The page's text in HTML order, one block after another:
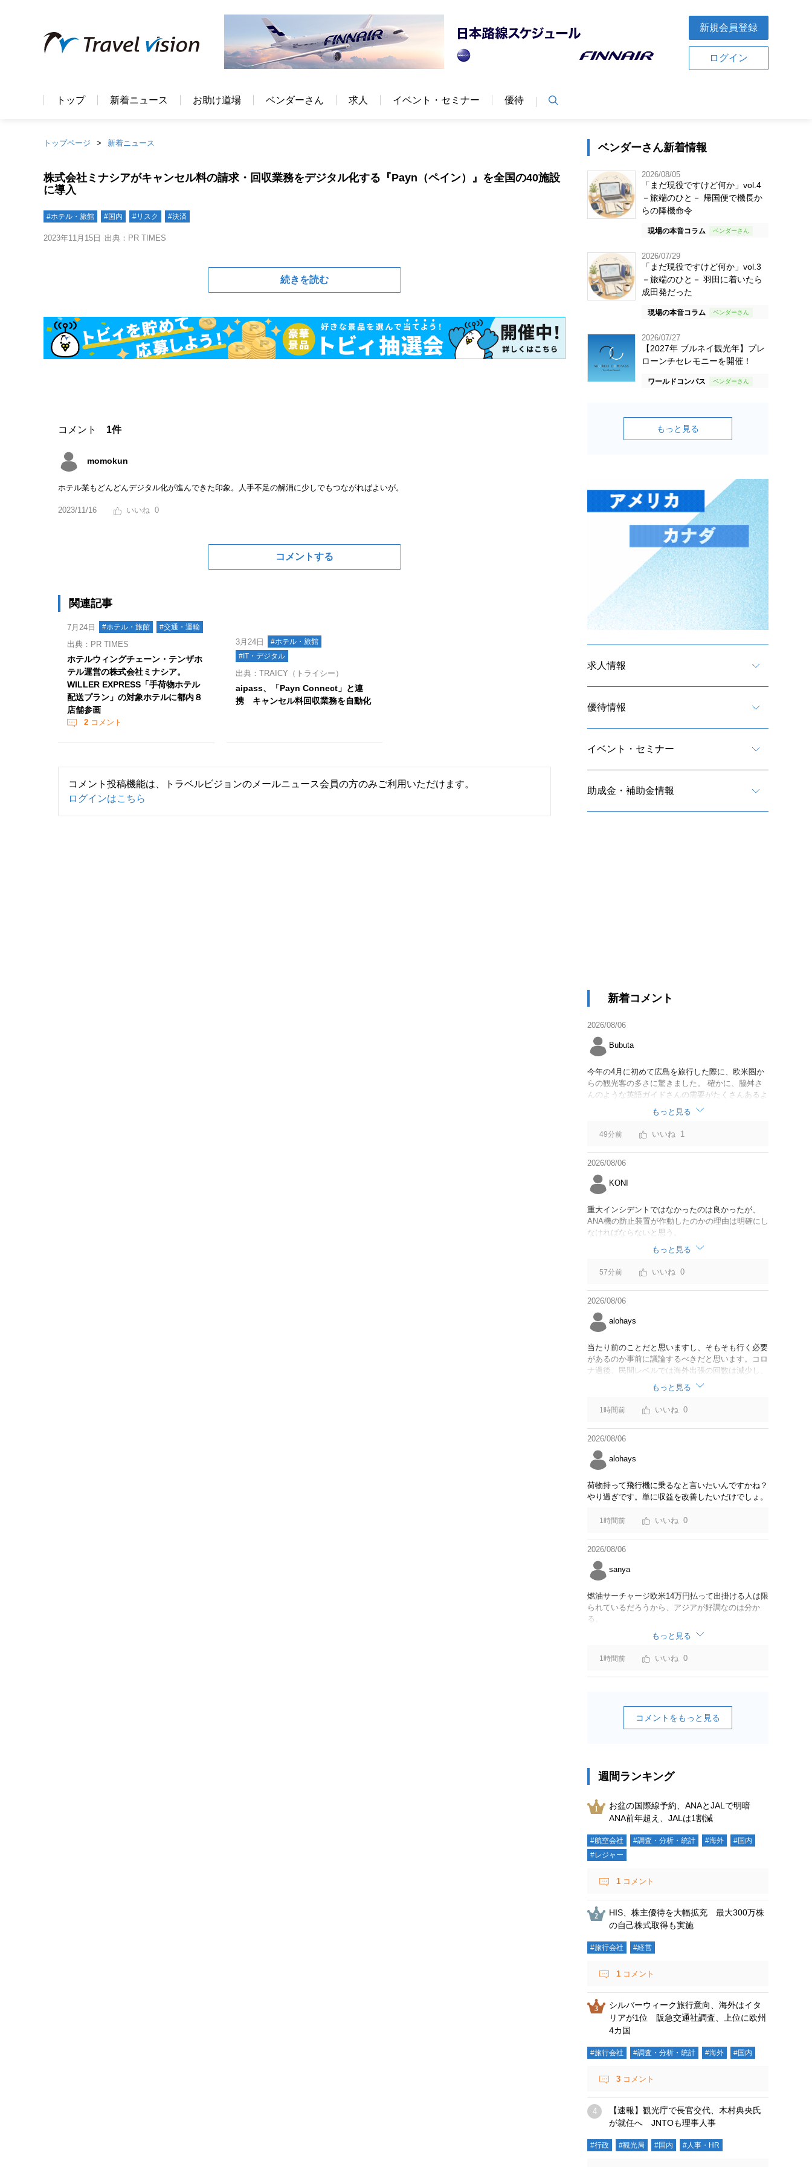
新規会員登録
ログイン
トップ 新着ニュース お助け道場 ベンダーさん 求人 イベント・セミナー 優待
トップページ 新着ニュース
株式会社ミナシアがキャンセル料の請求・回収業務をデジタル化する『Payn（ペイン）』を全国の40施設
に導入
#ホテル・旅館 #国内 #リスク #決済
2023年11月15日 出典：PR TIMES
続きを読む
コメント 1件
momokun
ホテル業もどんどんデジタル化が進んできた印象。人手不足の解消に少しでもつながればよいが。
2023/11/16 0
コメントする
関連記事
7月24日 #ホテル・旅館 #交通・運輸
出典：PR TIMES
ホテルウィングチェーン・テンザホ
テル運営の株式会社ミナシア。
WILLER EXPRESS「手荷物ホテル
配送プラン」の対象ホテルに都内８
店舗参画
2 コメント
3月24日
#ホテル・旅館
#IT・デジタル
出典：TRAICY（トライシー）
aipass、「Payn Connect」と連
携 キャンセル料回収業務を自動化
コメント投稿機能は、トラベルビジョンのメールニュース会員の方のみご利用いただけます。
ログインはこちら
ベンダーさん新着情報
2026/08/05
「まだ現役ですけど何か」vol.4
－旅端のひと－ 帰国便で機長か
らの降機命令
現場の本音コラム
2026/07/29
「まだ現役ですけど何か」vol.3
－旅端のひと－ 羽田に着いたら
成田発だった
現場の本音コラム
2026/07/27
【2027年 ブルネイ観光年】プレ
ローンチセレモニーを開催！
ワールドコンパス
もっと見る
求人情報
優待情報
イベント・セミナー
助成金・補助金情報
新着コメント
2026/08/06
Bubuta
今年の4月に初めて広島を旅行した際に、欧米圏か
らの観光客の多さに驚きました。 確かに、脇舛さ
んのような英語ガイドさんの需要がたくさんあるよ
もっと見る
49分前 1
2026/08/06
KONI
重大インシデントではなかったのは良かったが、
ANA機の防止装置が作動したのかの理由は明確にし
なければならないと思う。
もっと見る
57分前 0
2026/08/06
alohays
当たり前のことだと思いますし、そもそも行く必要
があるのか事前に議論するべきだと思います。コロ
ナ過後、民間レベルでは海外出張の回数は減少し、
リモートでやり取りするのが普通になっています
し。貴重な税金を使うなら費用対効果をキチンと周
知してからにして下さい。
もっと見る
1時間前 0
2026/08/06
alohays
荷物持って飛行機に乗るなと言いたいんですかね？
やり過ぎです。単に収益を改善したいだけでしょ。
1時間前 0
2026/08/06
sanya
燃油サーチャージ欧米14万円払って出掛ける人は限
られているだろうから、アジアが好調なのは分か
る。
もっと見る
1時間前 0
コメントをもっと見る
週間ランキング
お盆の国際線予約、ANAとJALで明暗
ANA前年超え、JALは1割減
#航空会社 #調査・分析・統計 #海外
#国内
#レジャー
1 コメント
HIS、株主優待を大幅拡充 最大300万株
の自己株式取得も実施
#旅行会社 #経営
1 コメント
シルバーウィーク旅行意向、海外はイタ
リアが1位 阪急交通社調査、上位に欧州
4カ国
#旅行会社 #調査・分析・統計 #海外 #国内
3 コメント
【速報】観光庁で長官交代、木村典央氏
が就任へ JNTOも理事人事
#行政 #観光局 #国内 #人事・HR